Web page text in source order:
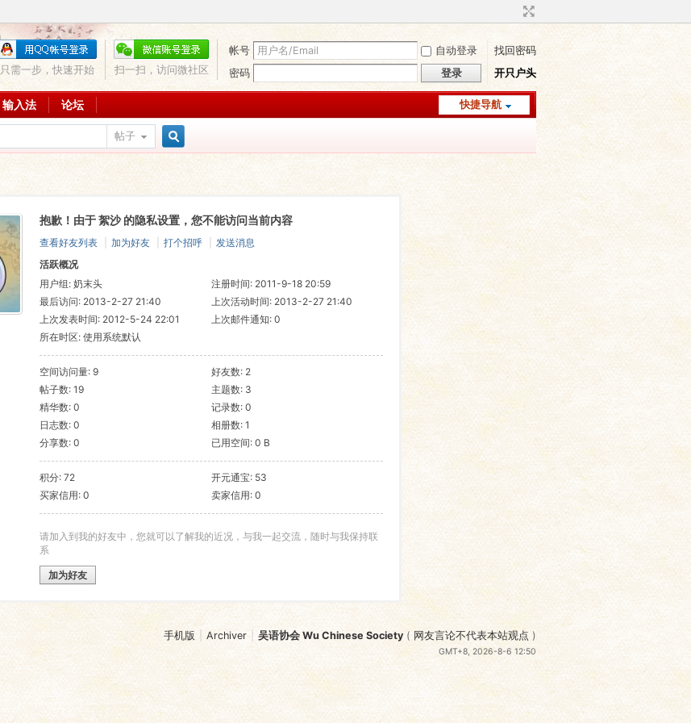
帐号 自动登录
找回密码
密码
登录 开只户头
扫一扫，访问微社区
只需一步，快速开始
快捷导航
输入法 论坛
帖子
索
抱歉！由于 絮沙 的隐私设置，您不能访问当前内容
查看好友列表 加为好友 打个招呼
发送消息
活跃概况
用户组: 奶末头
注册时间: 2011-9-18 20:59
最后访问: 2013-2-27 21:40
上次活动时间: 2013-2-27 21:40
上次发表时间: 2012-5-24 22:01
上次邮件通知: 0
所在时区: 使用系统默认
空间访问量: 9
好友数: 2
帖子数: 19
主题数: 3
精华数: 0
记录数: 0
日志数: 0
相册数: 1
分享数: 0
已用空间: 0 B
积分: 72
开元通宝: 53
买家信用: 0
卖家信用: 0
请加入到我的好友中，您就可以了解我的近况，与我一起交流，随时与我保持联
系
加为好友
手机版 Archiver 吴语协会 Wu Chinese Society( 网友言论不代表本站观点 )
GMT+8, 2026-8-6 12:50